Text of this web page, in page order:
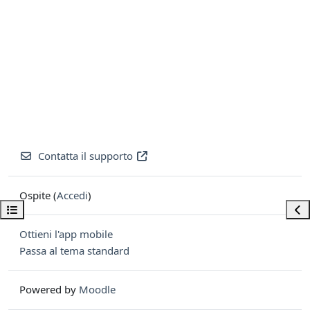
Apri indice del corso
Contatta il supporto
Ospite (Accedi)
Ottieni l'app mobile
Passa al tema standard
Powered by Moodle